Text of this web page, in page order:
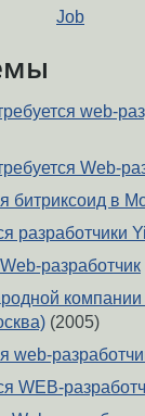
Job
web-
Web-
битриксоид в
разработчики
разработчик
компании
(2005)
web-
WEB-